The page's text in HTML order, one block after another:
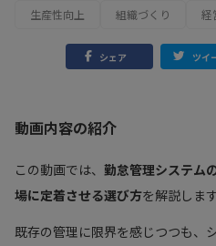
生産性向上 組織づくり 経
シェア ツイ
動画内容の紹介
この動画では、 勤怠管理システム
場に定着させる選び方を解説します
既存の管理に限界を感じつつも、